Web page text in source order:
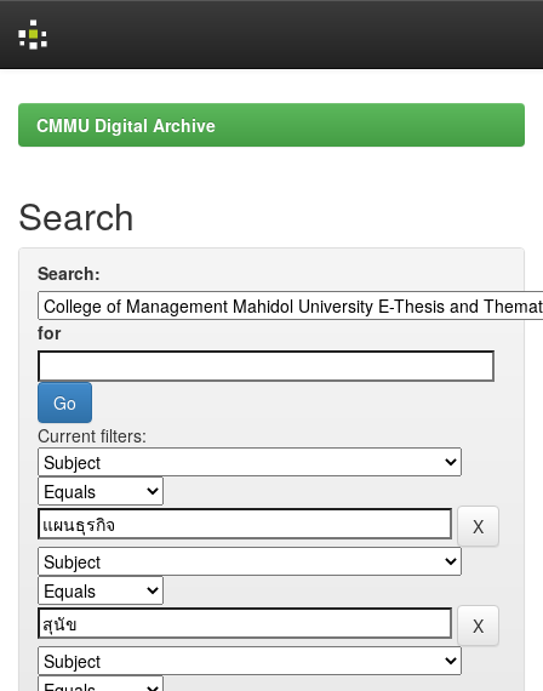
navigationCMMU Digital Archive
Search
Search:
for
Current filters: